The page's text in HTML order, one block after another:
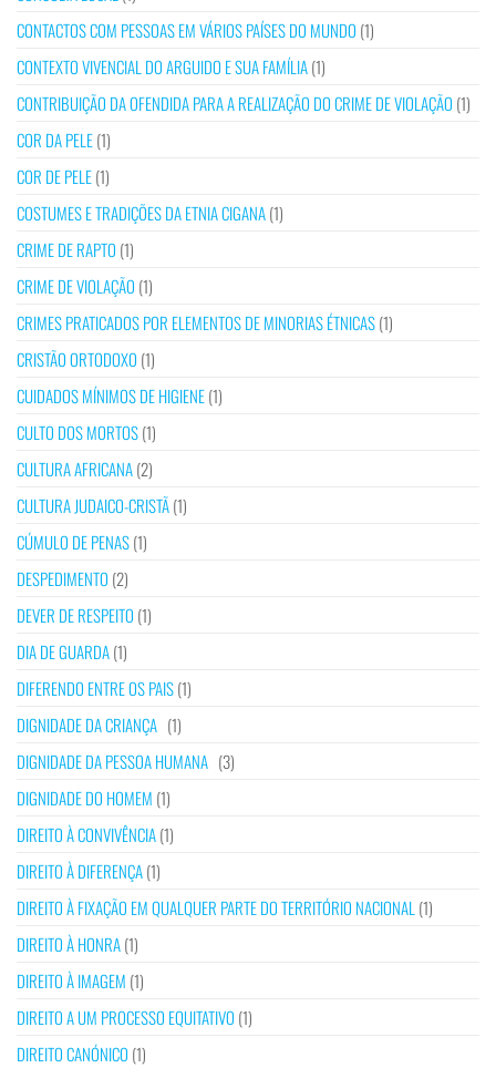
CONTACTOS COM PESSOAS EM VÁRIOS PAÍSES DO MUNDO (1)
CONTEXTO VIVENCIAL DO ARGUIDO E SUA FAMÍLIA(1)
CONTRIBUIÇÃO DA OFENDIDA PARA A REALIZAÇÃO DO CRIME DE VIOLAÇÃO (1)
COR DA PELE(1)
COR DE PELE(1)
COSTUMES E TRADIÇÕES DA ETNIA CIGANA(1)
CRIME DE RAPTO (1)
CRIME DE VIOLAÇÃO (1)
CRIMES PRATICADOS POR ELEMENTOS DE MINORIAS ÉTNICAS(1)
CRISTÃO ORTODOXO (1)
CUIDADOS MÍNIMOS DE HIGIENE(1)
CULTO DOS MORTOS(1)
CULTURA AFRICANA(2)
CULTURA JUDAICO-CRISTÃ(1)
CÚMULO DE PENAS(1)
DESPEDIMENTO (2)
DEVER DE RESPEITO (1)
DIA DE GUARDA(1)
DIFERENDO ENTRE OS PAIS(1)
DIGNIDADE DA CRIANÇA (1)
DIGNIDADE DA PESSOA HUMANA (3)
DIGNIDADE DO HOMEM (1)
DIREITO À CONVIVÊNCIA(1)
DIREITO À DIFERENÇA(1)
DIREITO À FIXAÇÃO EM QUALQUER PARTE DO TERRITÓRIO NACIONAL (1)
DIREITO À HONRA(1)
DIREITO À IMAGEM (1)
DIREITO A UM PROCESSO EQUITATIVO (1)
DIREITO CANÓNICO (1)